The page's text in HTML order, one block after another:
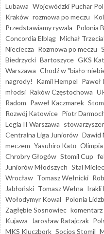
Lubawa Wojewódzki Puchar
Kraków rozmowa po meczu
Przedstawiamy rywala Polonia
Concordia Elbląg Michał
Nieciecza Rozmowa po meczu
Biedrzycki Bartoszyce GKS
Warszawa Chodź w "biało-
nagrody!
Kamil Hempel Paweł
młodsi Raków Częstochowa
Radom Paweł Kaczmarek
Rozwój Katowice Piotr
Legia II Warszawa
Centralna Liga Juniorów Dawid
meczem Yasuhiro Katō
Chrobry Głogów Stomil Cup
Juniorów Młodszych Stal Mielec
Wrocław Tomasz Wełnicki
Jabłoński Tomasz Wełna Irakli
Wołodymyr Kowal Polonia
Zagłębie Sosnowiec komentarz
Kujawa
Jarosław Ratajczak
MKS Kluczbork Socios Stomil